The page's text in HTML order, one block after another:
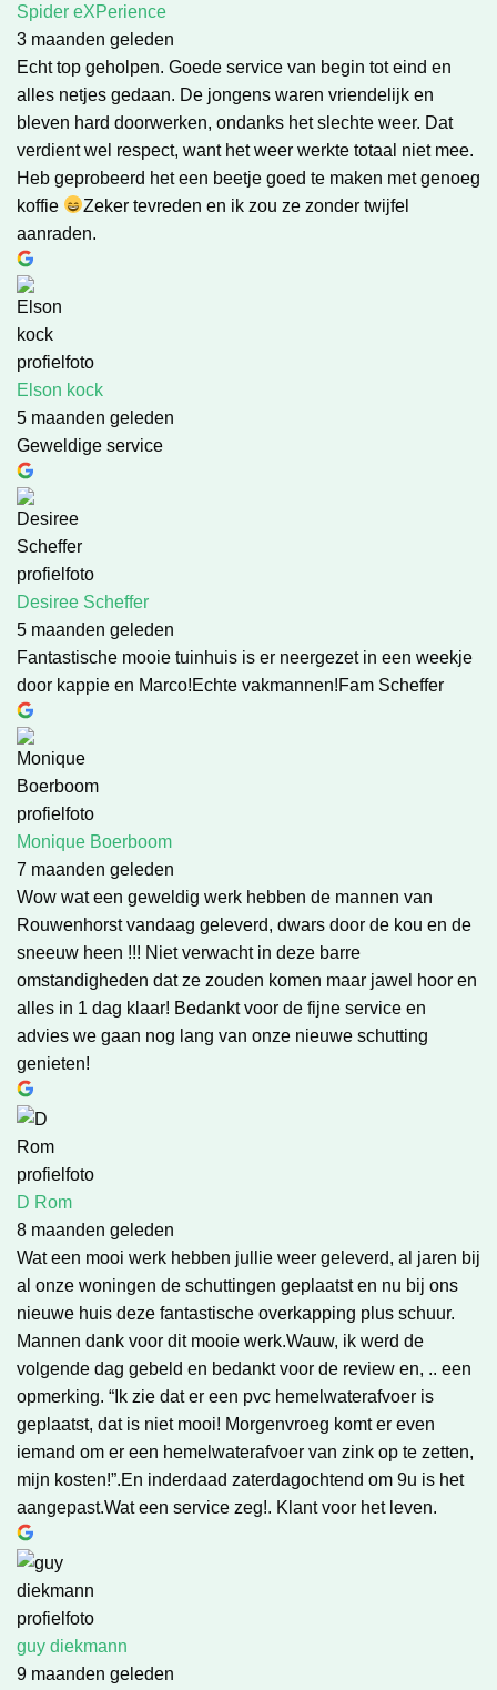
Spider eXPerience
3 maanden geleden
Echt top geholpen. Goede service van begin tot eind en
alles netjes gedaan. De jongens waren vriendelijk en
bleven hard doorwerken, ondanks het slechte weer. Dat
verdient wel respect, want het weer werkte totaal niet mee.
Heb geprobeerd het een beetje goed te maken met genoeg
koffie
Zeker tevreden en ik zou ze zonder twijfel
aanraden.
Elson kock
5 maanden geleden
Geweldige service
Desiree Scheffer
5 maanden geleden
Fantastische mooie tuinhuis is er neergezet in een weekje
door kappie en Marco!Echte vakmannen!Fam Scheffer
Monique Boerboom
7 maanden geleden
Wow wat een geweldig werk hebben de mannen van
Rouwenhorst vandaag geleverd, dwars door de kou en de
sneeuw heen !!! Niet verwacht in deze barre
omstandigheden dat ze zouden komen maar jawel hoor en
alles in 1 dag klaar! Bedankt voor de fijne service en
advies we gaan nog lang van onze nieuwe schutting
genieten!
D Rom
8 maanden geleden
Wat een mooi werk hebben jullie weer geleverd, al jaren bij
al onze woningen de schuttingen geplaatst en nu bij ons
nieuwe huis deze fantastische overkapping plus schuur.
Mannen dank voor dit mooie werk.Wauw, ik werd de
volgende dag gebeld en bedankt voor de review en, .. een
opmerking. “Ik zie dat er een pvc hemelwaterafvoer is
geplaatst, dat is niet mooi! Morgenvroeg komt er even
iemand om er een hemelwaterafvoer van zink op te zetten,
mijn kosten!”.En inderdaad zaterdagochtend om 9u is het
aangepast.Wat een service zeg!. Klant voor het leven.
guy diekmann
9 maanden geleden